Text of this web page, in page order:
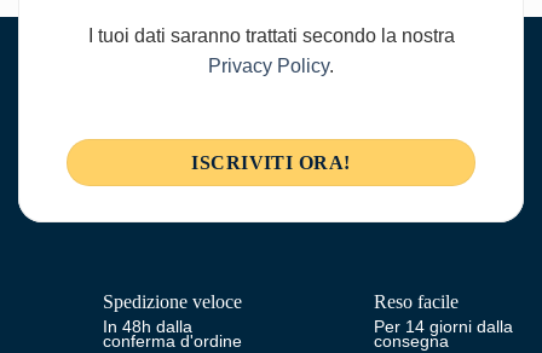
I tuoi dati saranno trattati secondo la nostra
Privacy Policy.
Spedizione veloce
In 48h dalla
conferma d'ordine
Reso facile
Per 14 giorni dalla
consegna